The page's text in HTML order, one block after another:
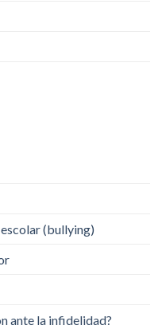
(bullying)
ante la infidelidad?